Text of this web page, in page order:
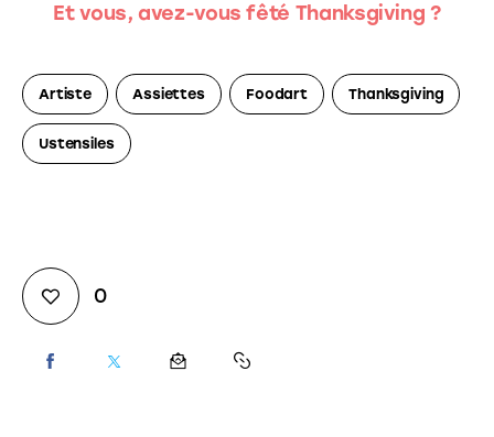
Et vous, avez-vous fêté Thanksgiving ?
Artiste Assiettes Foodart Thanksgiving
Ustensiles
0